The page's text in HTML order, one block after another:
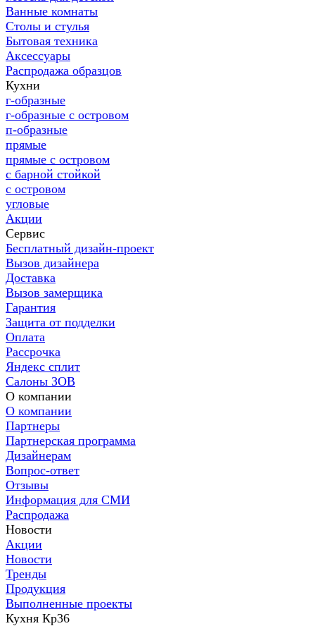
Ванные комнаты
Столы и стулья
Бытовая техника
Аксессуары
Распродажа образцов
Кухни
г-образные
г-образные с островом
п-образные
прямые
прямые с островом
с барной стойкой
с островом
угловые
Акции
Сервис
Бесплатный дизайн-проект
Вызов дизайнера
Доставка
Вызов замерщика
Гарантия
Защита от подделки
Оплата
Рассрочка
Яндекс сплит
Салоны ЗОВ
О компании
О компании
Партнеры
Партнерская программа
Дизайнерам
Вопрос-ответ
Отзывы
Информация для СМИ
Распродажа
Новости
Акции
Новости
Тренды
Продукция
Выполненные проекты
Кухня Кр36